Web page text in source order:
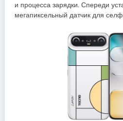
и процесса зарядки. Спереди
мегапиксельный датчик для